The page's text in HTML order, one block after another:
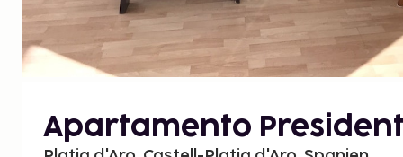
Apartamento President